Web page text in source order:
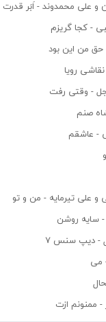
و علی محمدوند - اَبَر قدرت
- کجا گریزم
حق من این بود
رویا
- وقتی رفت
صنم
- عاشقم
علی تیرمایه - من و تو
سایه روشن
- ديپ سنس ۷
می
ممنونم ازت